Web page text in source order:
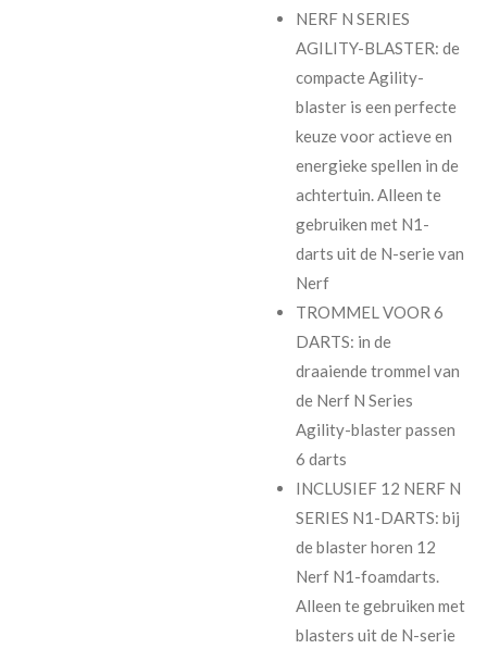
NERF N SERIES
AGILITY-BLASTER: de
compacte Agility-
blaster is een perfecte
keuze voor actieve en
energieke spellen in de
achtertuin. Alleen te
gebruiken met N1-
darts uit de N-serie van
Nerf
TROMMEL VOOR 6
DARTS: in de
draaiende trommel van
de Nerf N Series
Agility-blaster passen
6 darts
INCLUSIEF 12 NERF N
SERIES N1-DARTS: bij
de blaster horen 12
Nerf N1-foamdarts.
Alleen te gebruiken met
blasters uit de N-serie